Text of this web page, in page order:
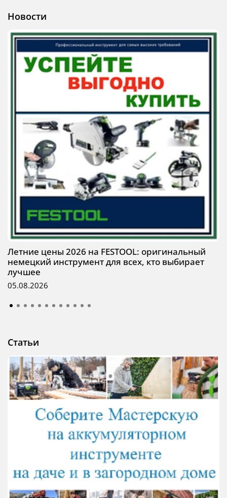
Новости
Летние цены 2026 на FESTOOL: оригинальный
немецкий инструмент для всех, кто выбирает
лучшее
05.08.2026
Статьи